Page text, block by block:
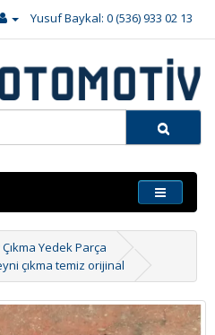
Yusuf Baykal: 0 (536) 933 02 13
Yedek Parça
çıkma temiz orijinal